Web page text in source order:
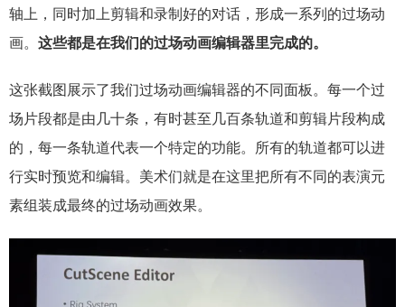
轴上，同时加上剪辑和录制好的对话，形成一系列的过场动
画。 这些都是在我们的过场动画编辑器里完成的。
这张截图展示了我们过场动画编辑器的不同面板。每一个过
场片段都是由几十条，有时甚至几百条轨道和剪辑片段构成
的，每一条轨道代表一个特定的功能。所有的轨道都可以进
行实时预览和编辑。美术们就是在这里把所有不同的表演元
素组装成最终的过场动画效果。